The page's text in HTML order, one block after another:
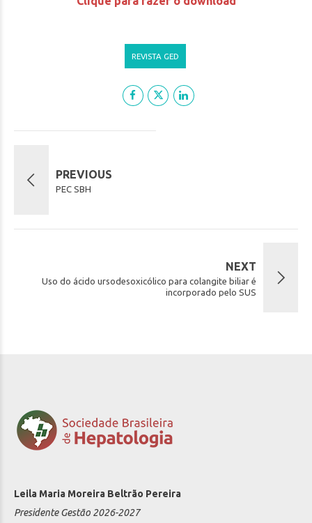
REVISTA GED
PREVIOUS
PEC SBH
NEXT
Uso do ácido ursodesoxicólico para colangite biliar é
incorporado pelo SUS
Leila Maria Moreira Beltrão Pereira
Presidente Gestão 2026-2027